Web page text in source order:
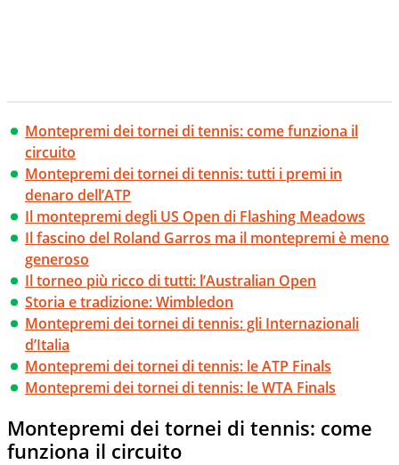
Montepremi dei tornei di tennis: come funziona il
circuito
Montepremi dei tornei di tennis: tutti i premi in
denaro dell’ATP
Il montepremi degli US Open di Flashing Meadows
Il fascino del Roland Garros ma il montepremi è meno
generoso
Il torneo più ricco di tutti: l’Australian Open
Storia e tradizione: Wimbledon
Montepremi dei tornei di tennis: gli Internazionali
d’Italia
Montepremi dei tornei di tennis: le ATP Finals
Montepremi dei tornei di tennis: le WTA Finals
Montepremi dei tornei di tennis: come
funziona il circuito